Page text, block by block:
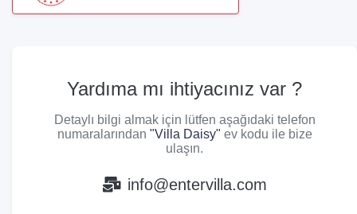
Yardıma mı ihtiyacınız var ?
Detaylı bilgi almak için lütfen aşağıdaki telefon
numaralarından "Villa Daisy" ev kodu ile bize
ulaşın.
info@entervilla.com